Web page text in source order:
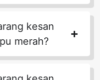
kesan
merah?